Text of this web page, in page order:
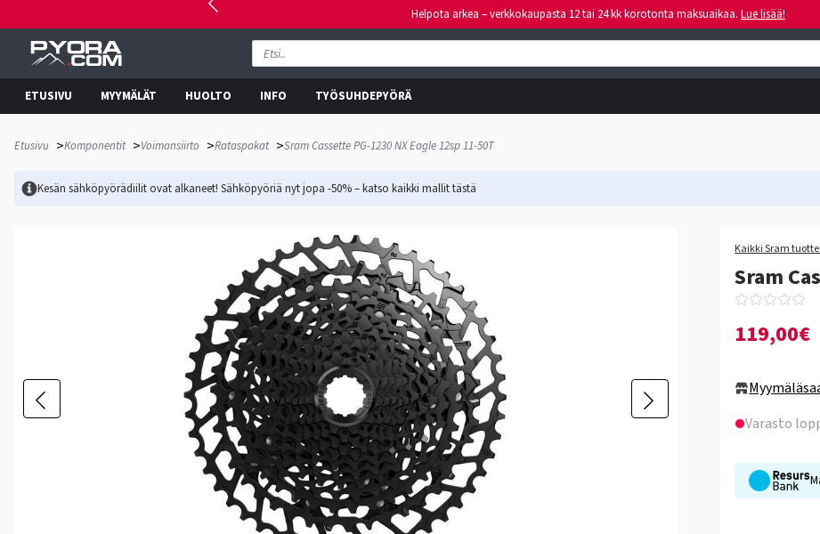
Helpota arkea – verkkokaupasta 12 tai 24 kk korotonta maksuaikaa. Lue lisää!
ETUSIVU MYYMÄLÄT HUOLTO INFO TYÖSUHDEPYÖRÄ
Etusivu >Komponentit >Voimansiirto >Rataspakat >Sram Cassette PG-1230 NX Eagle 12sp 11-50T
Kesän sähköpyörädiilit ovat alkaneet! Sähköpyöriä nyt jopa -50% – katso kaikki mallittästä
Kaikki Sram
Sram
119,00€
Varasto